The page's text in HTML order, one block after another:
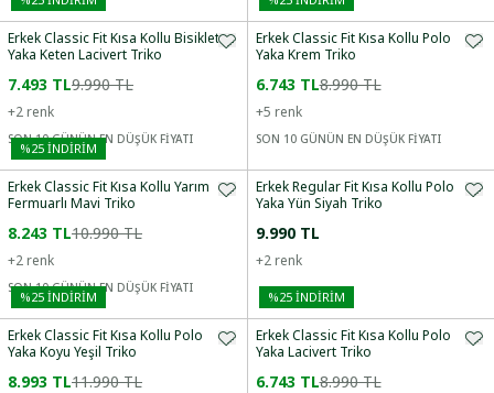
Erkek Classic Fit Kısa Kollu Bisiklet
Yaka Keten Lacivert Triko
7.493 TL9.990 TL
+2 renk
SON 10 GÜNÜN EN DÜŞÜK FİYATI
Erkek Classic Fit Kısa Kollu Polo
Yaka Krem Triko
6.743 TL8.990 TL
+5 renk
SON 10 GÜNÜN EN DÜŞÜK FİYATI
%25 İNDİRİM
Erkek Classic Fit Kısa Kollu Yarım
Fermuarlı Mavi Triko
8.243 TL10.990 TL
+2 renk
SON 10 GÜNÜN EN DÜŞÜK FİYATI
Erkek Regular Fit Kısa Kollu Polo
Yaka Yün Siyah Triko
9.990 TL
+2 renk
%25 İNDİRİM
Erkek Classic Fit Kısa Kollu Polo
Yaka Koyu Yeşil Triko
8.993 TL11.990 TL
%25İNDİRİM
Erkek Classic Fit Kısa Kollu Polo
Yaka Lacivert Triko
6.743 TL8.990 TL